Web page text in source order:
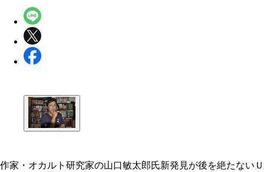
作家・オカルト研究家の山口敏太郎氏新発見が後を絶たないＵ